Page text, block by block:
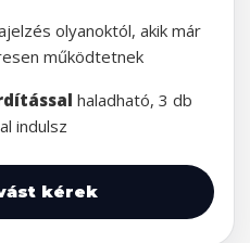
olyanoktól, akik már
működtetnek
haladható, 3 db
indulsz
kérek